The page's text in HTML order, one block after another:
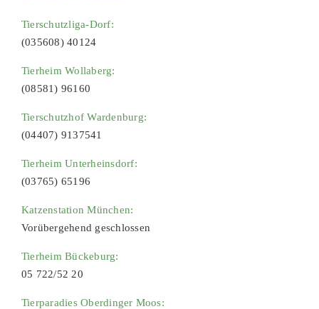
Tierschutzliga-Dorf:
(035608) 40124
Tierheim Wollaberg:
(08581) 96160
Tierschutzhof Wardenburg:
(04407) 9137541
Tierheim Unterheinsdorf:
(03765) 65196
Katzenstation München:
Vorübergehend geschlossen
Tierheim Bückeburg:
05 722/52 20
Tierparadies Oberdinger Moos: